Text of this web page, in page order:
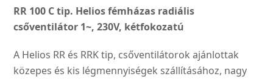
230V,
kétfokozatú
RR 100 C tip. Helios fémházas radiális
csőventilátor 1~, 230V, kétfokozatú
A Helios RR és RRK tip, csőventilátorok ajánlottak
közepes és kis légmennyiségek szállításához, nagy